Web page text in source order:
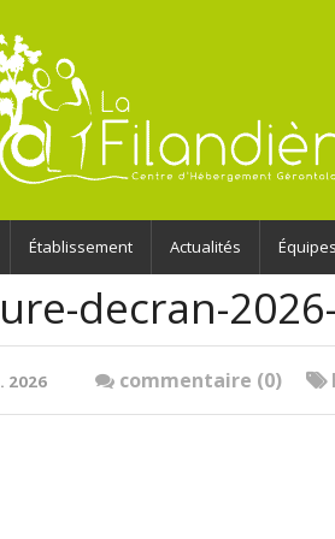
Établissement Actualités Équipes
decran-
2026 commentaire (0)